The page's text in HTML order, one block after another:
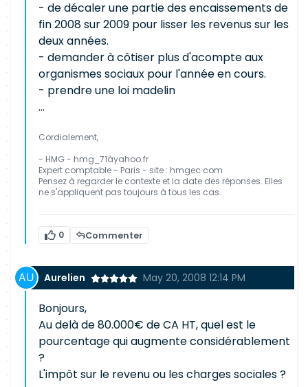
- de décaler une partie des encaissements de
fin 2008 sur 2009 pour lisser les revenus sur les
deux années.
- demander à côtiser plus d'acompte aux
organismes sociaux pour l'année en cours.
- prendre une loi madelin
...
Cordialement,
- HMG - hmg_71àyahoo.fr
Expert comptable - Paris - site : hmgec com
Pensez à regarder le contexte et la date des réponses. Elles
ne s'appliquent pas toujours à tous les cas.
0 Commenter
Aurelien May 20, 2008 12:14 PM
Bonjours,
Au delà de 80.000€ de CA HT, quel est le
pourcentage qui augmente considérablement
?
L'impôt sur le revenu ou les charges sociales ?